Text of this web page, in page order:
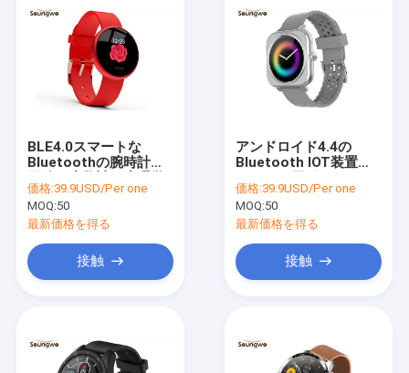
BLE4.0スマートな
Bluetoothの腕時計の
的な期間の監視
価格:39.9USD/Per one
MOQ:50
最新価格を得る
接触
アンドロイド4.4の
Bluetooth IOT装置
画面Smartwatch
価格:39.9USD/Per one
MOQ:50
最新価格を得る
接触